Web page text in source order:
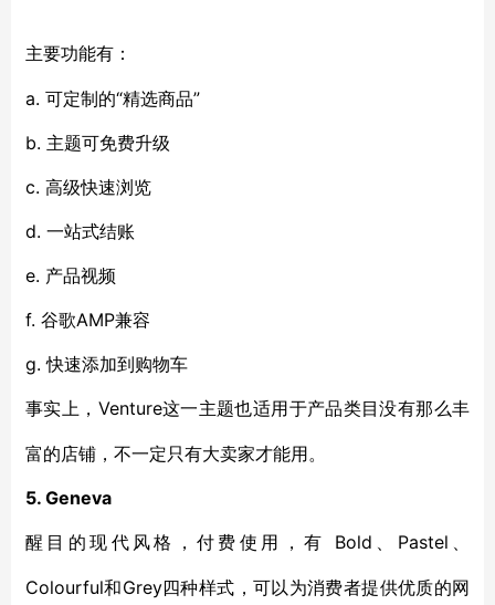
主要功能有：
a. 可定制的“精选商品”
b. 主题可免费升级
c. 高级快速浏览
d. 一站式结账
e. 产品视频
f. 谷歌AMP兼容
g. 快速添加到购物车
事实上， Venture这一主题也适用于产品类目没有那么丰
富的店铺，不一定只有大卖家才能用。
5. Geneva
醒目的现代风格，付费使用，有 Bold、Pastel、
Colourful和Grey四种样式，可以为消费者提供优质的网